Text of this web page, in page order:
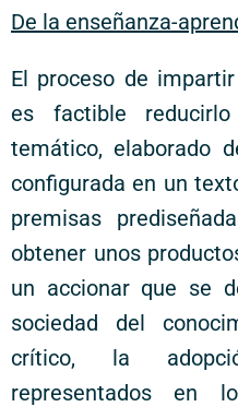
De la enseñanza-
El proceso de
es factible
temático, elaborado
configurada en un
premisas
obtener unos
un accionar que se
sociedad del
crítico, la
representados en